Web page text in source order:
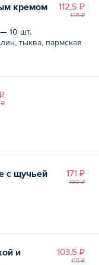
112,5 ₽
125 ₽
кремом
10 шт.
тыква, пармская
₽
171 ₽
190 ₽
с щучьей
103,5 ₽
115 ₽
и